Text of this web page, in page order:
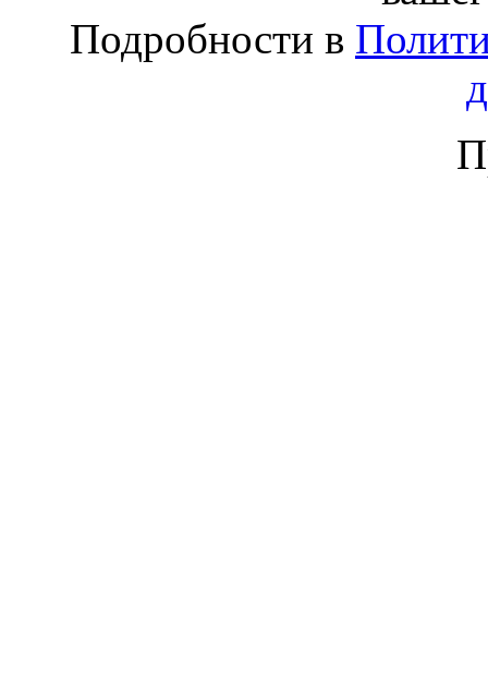
Подробности в